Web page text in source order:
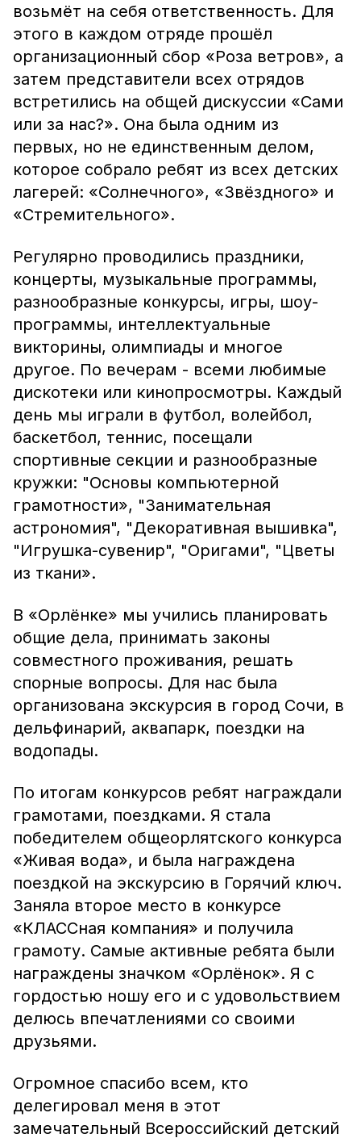
возьмёт на себя ответственность. Для
этого в каждом отряде прошёл
организационный сбор «Роза ветров», а
затем представители всех отрядов
встретились на общей дискуссии «Сами
или за нас?». Она была одним из
первых, но не единственным делом,
которое собрало ребят из всех детских
лагерей: «Солнечного», «Звёздного» и
«Стремительного».
Регулярно проводились праздники,
концерты, музыкальные программы,
разнообразные конкурсы, игры, шоу-
программы, интеллектуальные
викторины, олимпиады и многое
другое. По вечерам - всеми любимые
дискотеки или кинопросмотры. Каждый
день мы играли в футбол, волейбол,
баскетбол, теннис, посещали
спортивные секции и разнообразные
кружки: "Основы компьютерной
грамотности», "Занимательная
астрономия", "Декоративная вышивка",
"Игрушка-сувенир", "Оригами", "Цветы
из ткани».
В «Орлёнке» мы учились планировать
общие дела, принимать законы
совместного проживания, решать
спорные вопросы. Для нас была
организована экскурсия в город Сочи, в
дельфинарий, аквапарк, поездки на
водопады.
По итогам конкурсов ребят награждали
грамотами, поездками. Я стала
победителем общеорлятского конкурса
«Живая вода», и была награждена
поездкой на экскурсию в Горячий ключ.
Заняла второе место в конкурсе
«КЛАССная компания» и получила
грамоту. Самые активные ребята были
награждены значком «Орлёнок». Я с
гордостью ношу его и с удовольствием
делюсь впечатлениями со своими
друзьями.
Огромное спасибо всем, кто
делегировал меня в этот
замечательный Всероссийский детский